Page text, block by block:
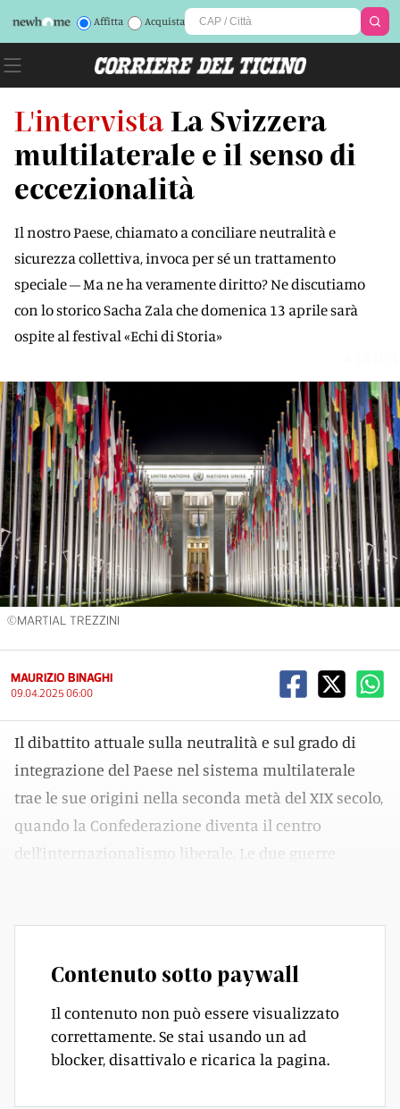
Affitta Acquista
L'intervista La Svizzera
multilaterale e il senso di
eccezionalità
Il nostro Paese, chiamato a conciliare neutralità e
sicurezza collettiva, invoca per sé un trattamento
speciale – Ma ne ha veramente diritto? Ne discutiamo
con lo storico Sacha Zala che domenica 13 aprile sarà
ospite al festival «Echi di Storia»
©MARTIAL TREZZINI
MAURIZIO BINAGHI
09.04.2025 06:00
Il dibattito attuale sulla neutralità e sul grado di
integrazione del Paese nel sistema multilaterale
trae le sue origini nella seconda metà del XIX secolo,
quando la Confederazione diventa il centro
dell’internazionalismo liberale. Le due guerre
Contenuto sotto paywall
Il contenuto non può essere visualizzato
correttamente. Se stai usando un ad
blocker, disattivalo e ricarica la pagina.